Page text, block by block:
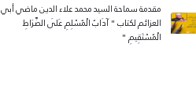
مقدمة سماحة السيد محمد علاء الدين ماضي أبي
العزائم لكتاب " آدَابُ الْمُسْلِمِ عَلَى الصِّرَاطِ
الْمُسْتَقِيمِ "